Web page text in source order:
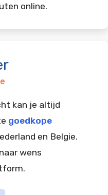
online.
kan je altijd
goedkope
en Belgie.
wens